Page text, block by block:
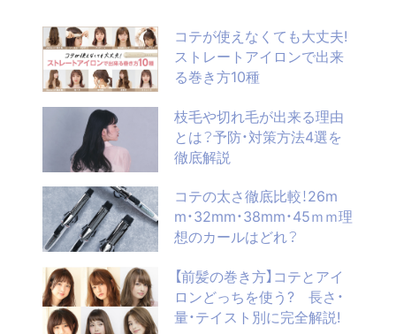
コテが使えなくても大丈夫!
ストレートアイロンで出来
る巻き方10種
枝毛や切れ毛が出来る理由
とは？予防・対策方法4選を
徹底解説
コテの太さ徹底比較！26m
m・32mm・38mm・45ｍｍ理
想のカールはどれ？
【前髪の巻き方】コテとアイ
ロンどっちを使う? 長さ・
量・テイスト別に完全解説!